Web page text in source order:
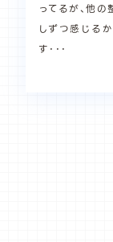
ってるが、他
しずつ感じる
す･･･